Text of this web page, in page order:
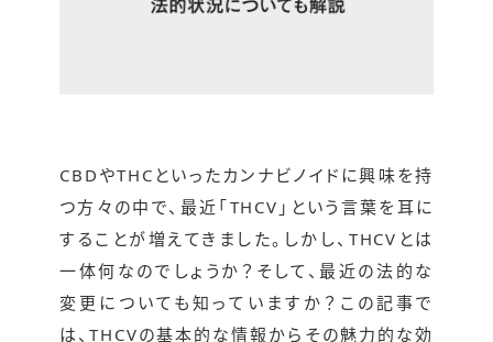
CBDやTHCといったカンナビノイドに興味を持
つ方々の中で、最近「THCV」という言葉を耳に
することが増えてきました。しかし、THCVとは
一体何なのでしょうか？そして、最近の法的な
変更についても知っていますか？この記事で
は、THCVの基本的な情報からその魅力的な効